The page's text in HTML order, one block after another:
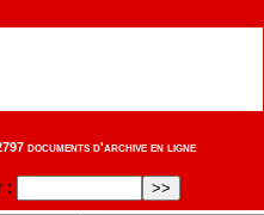
documents d'archive en ligne
: